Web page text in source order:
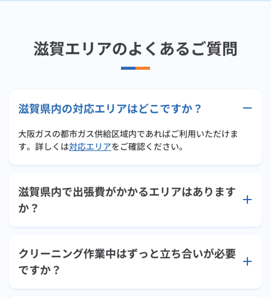
滋賀エリアのよくあるご質問
滋賀県内の対応エリアはどこですか？
大阪ガスの都市ガス供給区域内であればご利用いただけま
す。詳しくは対応エリアをご確認ください。
滋賀県内で出張費がかかるエリアはあります
か？
クリーニング作業中はずっと立ち合いが必要
ですか？